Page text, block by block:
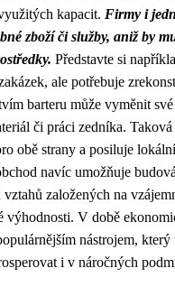
kapacit. Firmy i
zboží či služby, aniž by
Představte si
ale potřebuje
barteru může vyměnit
či práci zedníka.
obě strany a posiluje
navíc umožňuje
založených na
výhodnosti. V době
nástrojem,
i v náročných